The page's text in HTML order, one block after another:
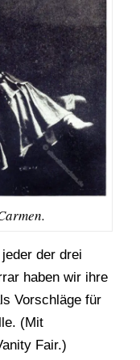
der drei
haben wir ihre
Vorschläge für
(Mit
Fair.)